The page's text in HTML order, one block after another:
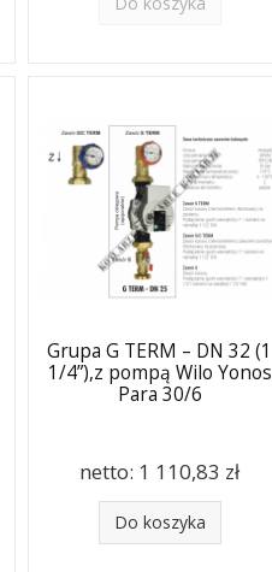
Grupa G TERM – DN 32 (1
1/4”),z pompą Wilo Yonos
Para 30/6
netto: 1 110,83 zł
Do koszyka